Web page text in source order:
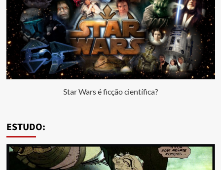
Star Wars é ficção científica?
ESTUDO: